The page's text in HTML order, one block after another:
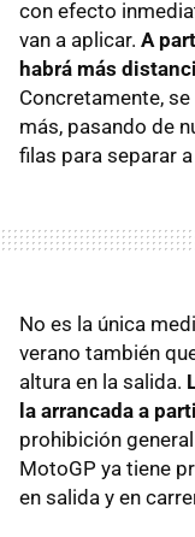
con efecto
van a aplicar. A
habrá más
Concretamente,
más, pasando de
filas para separar
No es la única
verano también
altura en la salida.
la arrancada a
prohibición
MotoGP ya tiene
en salida y en